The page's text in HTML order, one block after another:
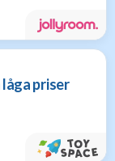
priser